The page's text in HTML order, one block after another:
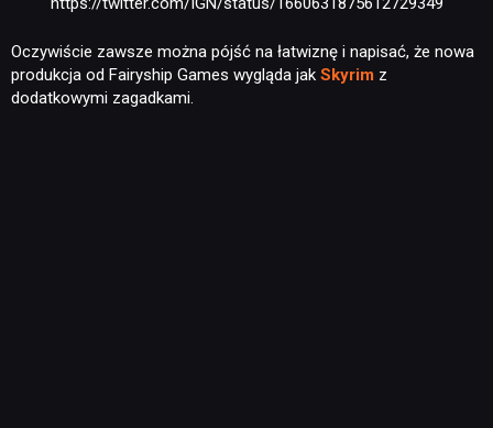
RECENZJE
PUBLICYSTYKA
Oczywiście zawsze można pójść na łatwiznę i napisać, że nowa
produkcja od Fairyship Games wygląda jak Skyrim z
dodatkowymi zagadkami.